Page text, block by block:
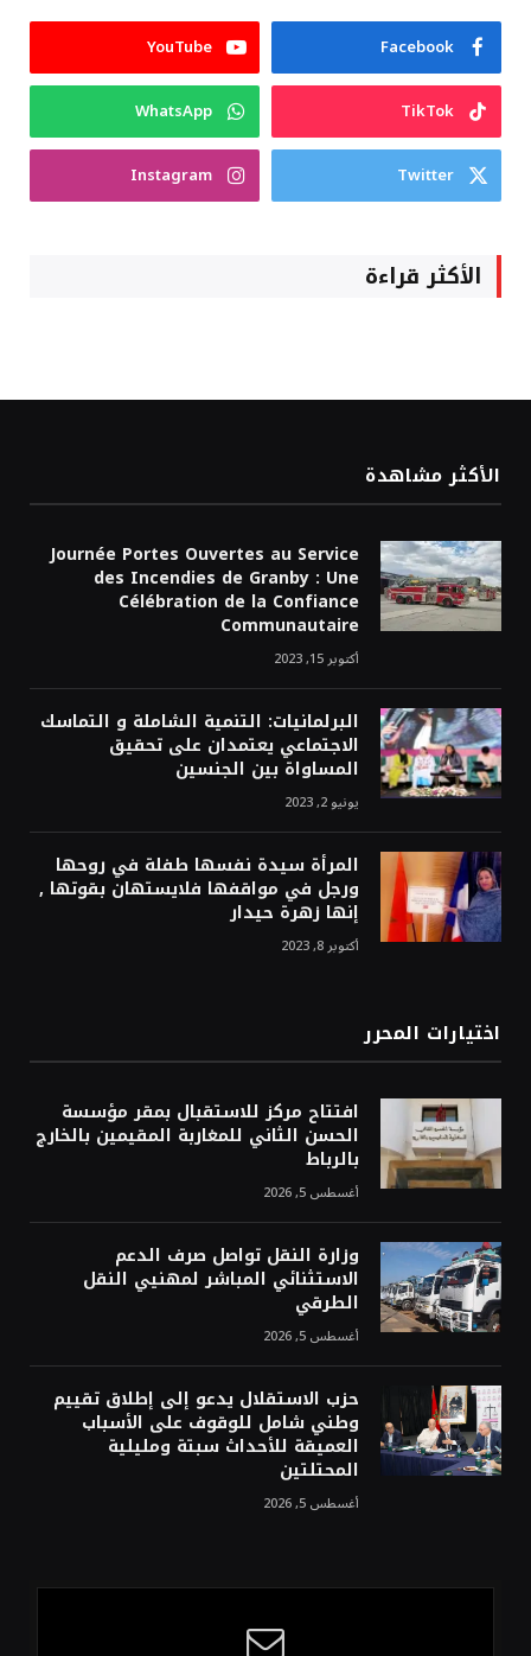
Facebook
YouTube
TikTok
WhatsApp
Twitter
Instagram
الأكثر قراءة
الأكثر مشاهدة
Journée Portes Ouvertes au Service
des Incendies de Granby : Une
Célébration de la Confiance
Communautaire
أكتوبر 15, 2023
البرلمانيات: التنمية الشاملة و التماسك
الاجتماعي يعتمدان على تحقيق
المساواة بين الجنسين
يونيو 2, 2023
المرأة سيدة نفسها طفلة في روحها
ورجل في مواقفها فلايستهان بقوتها ,
إنها زهرة حيدار
أكتوبر 8, 2023
اختيارات المحرر
افتتاح مركز للاستقبال بمقر مؤسسة
الحسن الثاني للمغاربة المقيمين بالخارج
بالرباط
أغسطس 5, 2026
وزارة النقل تواصل صرف الدعم
الاستثنائي المباشر لمهنيي النقل
الطرقي
أغسطس 5, 2026
حزب الاستقلال يدعو إلى إطلاق تقييم
وطني شامل للوقوف على الأسباب
العميقة للأحداث سبتة ومليلية
المحتلتين
أغسطس 5, 2026